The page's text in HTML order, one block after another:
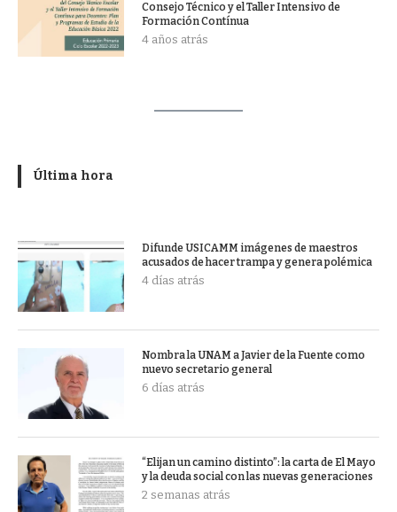
Consejo Técnico y el Taller Intensivo de
Formación Contínua
4 años atrás
Última hora
Difunde USICAMM imágenes de maestros
acusados de hacer trampa y genera polémica
4 días atrás
Nombra la UNAM a Javier de la Fuente como
nuevo secretario general
6 días atrás
“Elijan un camino distinto”: la carta de El Mayo
y la deuda social con las nuevas generaciones
2 semanas atrás